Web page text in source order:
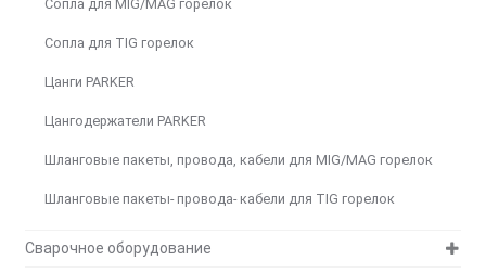
Сопла для MIG/MAG горелок
Сопла для TIG горелок
Цанги PARKER
Цангодержатели PARKER
Шланговые пакеты, провода, кабели для MIG/MAG горелок
Шланговые пакеты- провода- кабели для TIG горелок
Сварочное оборудование